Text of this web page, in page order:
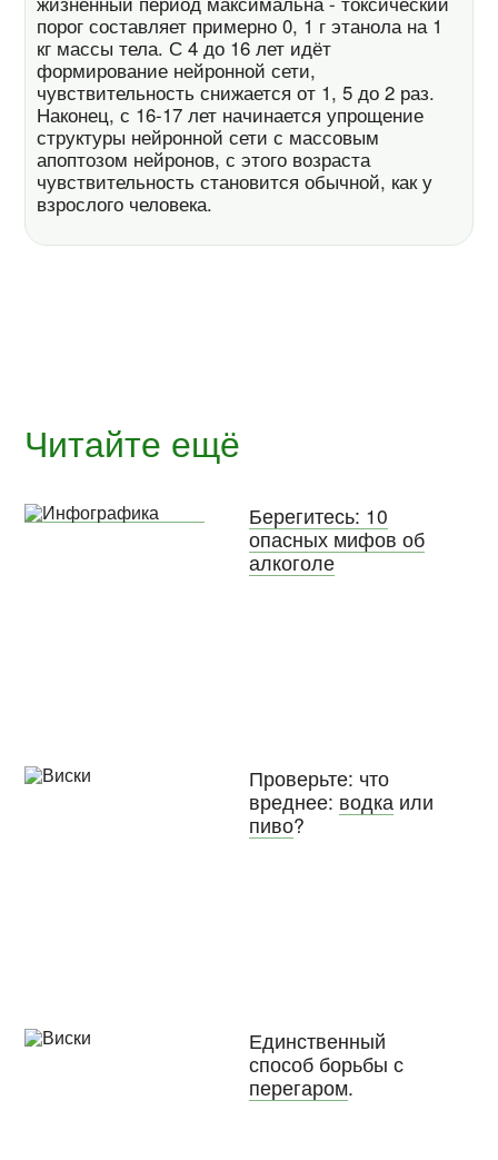
порог составляет примерно 0, 1 г этанола на 1
кг массы тела. С 4 до 16 лет идёт
формирование нейронной сети,
чувствительность снижается от 1, 5 до 2 раз.
Наконец, с 16-17 лет начинается упрощение
структуры нейронной сети с массовым
апоптозом нейронов, с этого возраста
чувствительность становится обычной, как у
взрослого человека.
Читайте ещё
Берегитесь: 10
опасных мифов об
алкоголе
Проверьте: что
вреднее: водкаили
пиво?
Единственный
способ борьбы с
перегаром.